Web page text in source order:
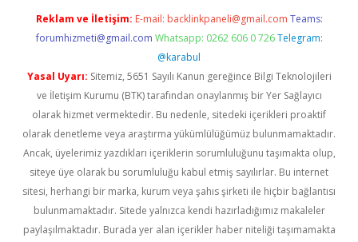
Reklam ve İletişim: E-mail: backlinkpaneli@gmail.com Teams:
forumhizmeti@gmail.com Whatsapp: 0262 606 0 726 Telegram:
@karabul
Yasal Uyarı: Sitemiz, 5651 Sayılı Kanun gereğince Bilgi Teknolojileri
ve İletişim Kurumu (BTK) tarafından onaylanmış bir Yer Sağlayıcı
olarak hizmet vermektedir. Bu nedenle, sitedeki içerikleri proaktif
olarak denetleme veya araştırma yükümlülüğümüz bulunmamaktadır.
Ancak, üyelerimiz yazdıkları içeriklerin sorumluluğunu taşımakta olup,
siteye üye olarak bu sorumluluğu kabul etmiş sayılırlar. Bu internet
sitesi, herhangi bir marka, kurum veya şahıs şirketi ile hiçbir bağlantısı
bulunmamaktadır. Sitede yalnızca kendi hazırladığımız makaleler
paylaşılmaktadır. Burada yer alan içerikler haber niteliği taşımamakta